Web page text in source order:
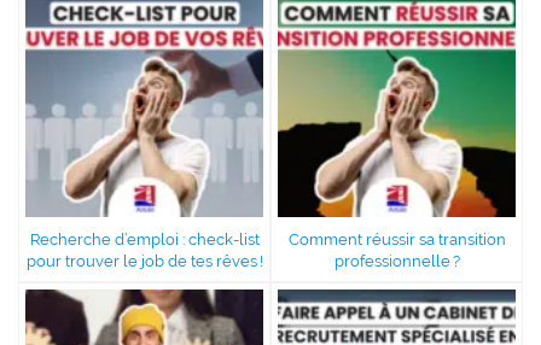
Recherche d’emploi : check-list
pour trouver le job de tes rêves !
Comment réussir sa transition
professionnelle ?